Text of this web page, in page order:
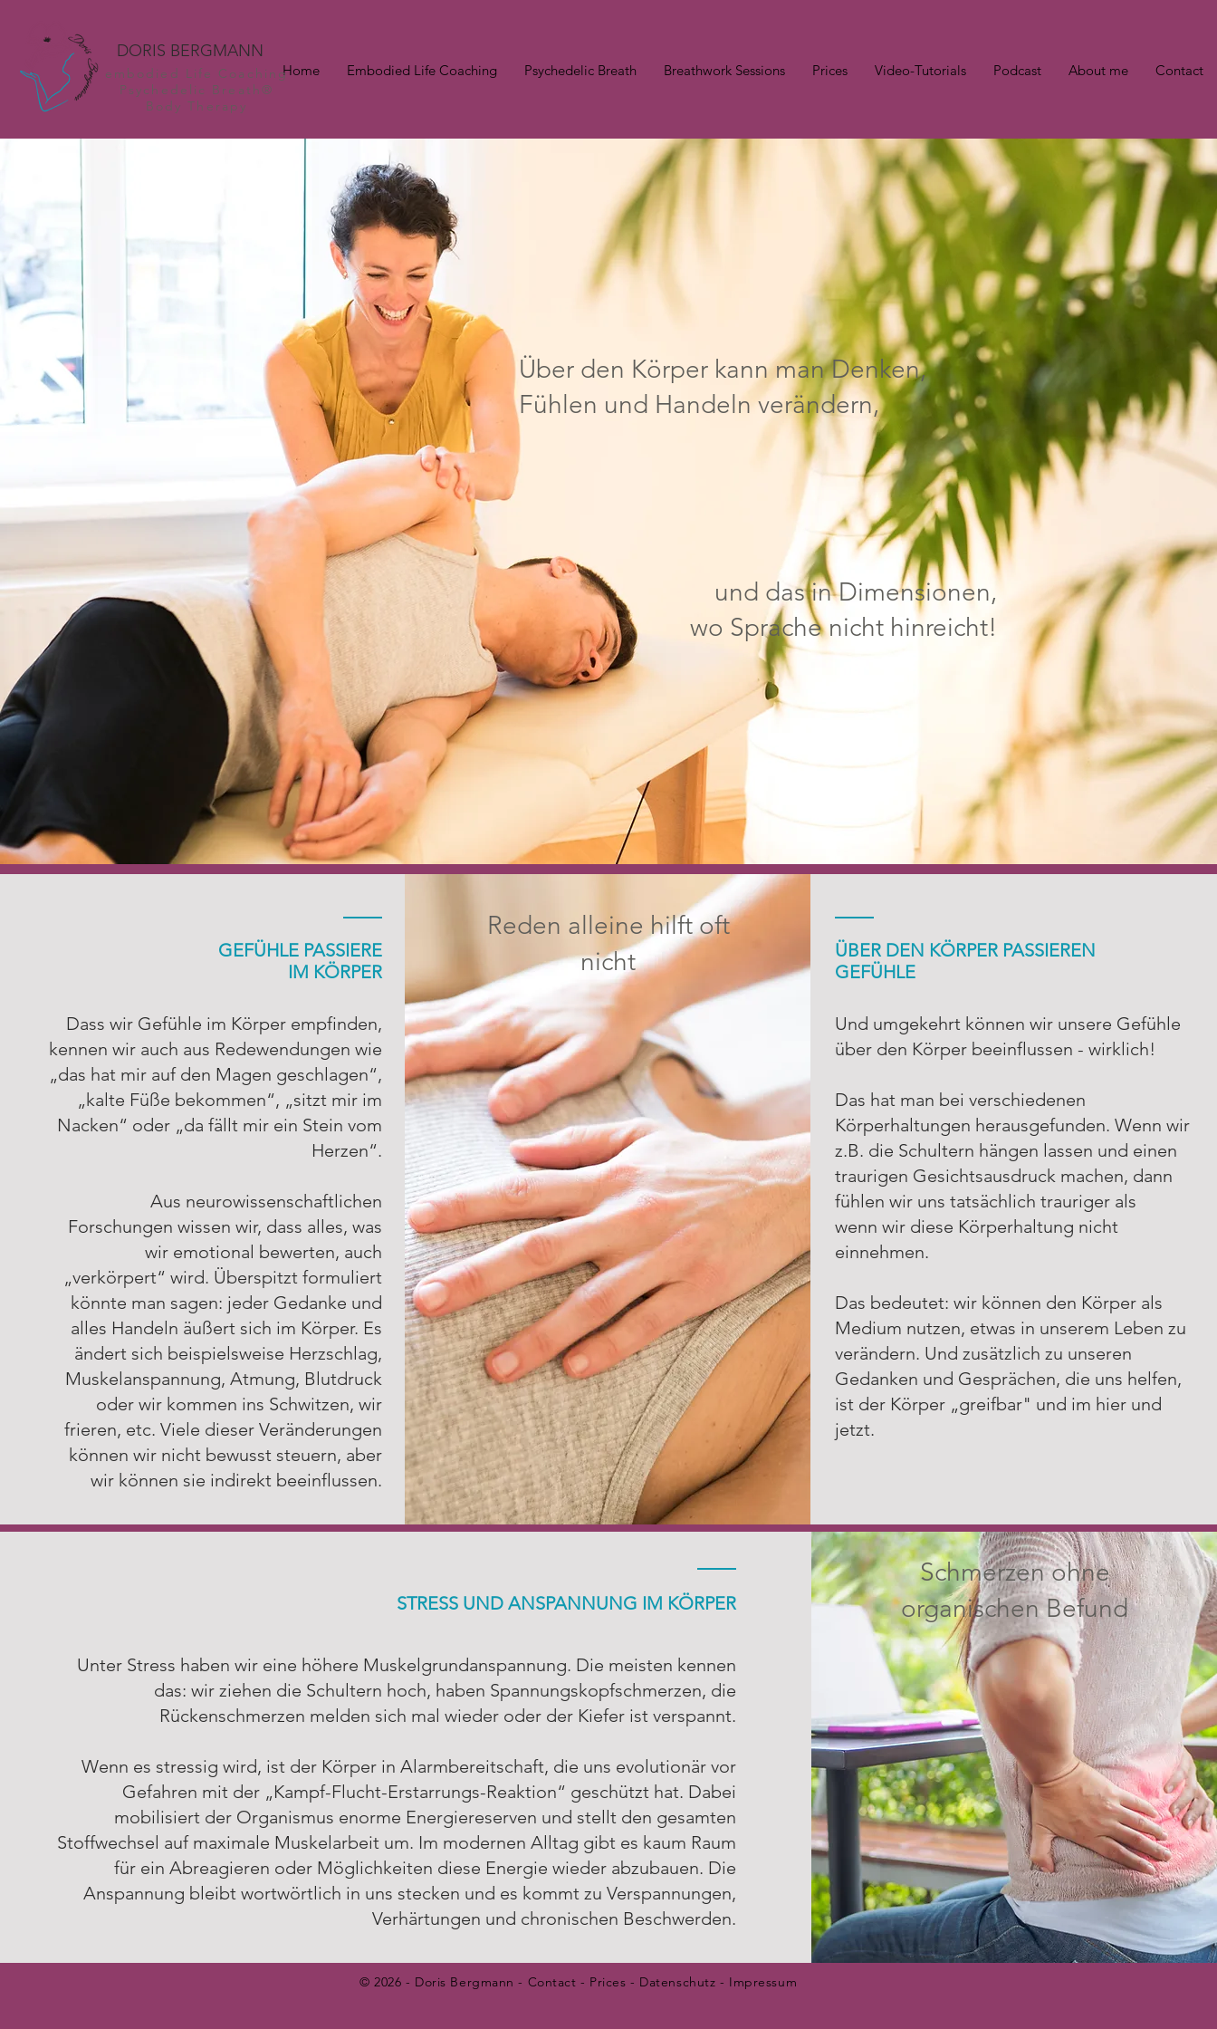
Home Embodied Life Coaching Psychedelic Breath Breathwork Sessions Prices Video-Tutorials Podcast About me Contact
DORIS BERGMANN
embodied Life Coaching
Psychedelic Breath®
Body Therapy
Über den Körper kann manDenken,
Fühlen und Handeln verändern,
und das in Dimensionen,
wo Sprache nicht hinreicht!
Reden alleine
hilft oft nicht
Warum wir unseren Körper
brauchen und wie wir ihn
nutzen können
Mehr Lesen
mind(the)body
change
Body-based coaching
Körperarbeit
Mehr Lesen
Pantarei
Ansatz
Herangehensweise nach der
ich arbeite
Mehr Lesen
Link auf externe Website
GEFÜHLE PASSIERE
IM KÖRPER
Dass wir Gefühle im Körper empfinden,
kennen wir auch aus Redewendungen wie
„das hat mir auf den Magen geschlagen“,
„kalte Füße bekommen“, „sitzt mir im
Nacken“ oder „da fällt mir ein Stein vom
Herzen“.
Aus neurowissenschaftlichen
Forschungen wissen wir, dass alles, was
wir emotional bewerten, auch
„verkörpert“ wird. Überspitzt formuliert
könnte man sagen: jeder Gedanke und
alles Handeln äußert sich im Körper. Es
ändert sich beispielsweise Herzschlag,
Muskelanspannung, Atmung, Blutdruck
oder wir kommen ins Schwitzen, wir
frieren, etc. Viele dieser Veränderungen
können wir nicht bewusst steuern, aber
wir können sie indirekt beeinflussen.
Reden alleine hilft oft
nicht
ÜBER DEN KÖRPER PASSIEREN
GEFÜHLE
Und umgekehrt können wir unsere Gefühle
über den Körper beeinflussen - wirklich!
Das hat man bei verschiedenen
Körperhaltungen herausgefunden. Wenn wir
z.B. die Schultern hängen lassen und einen
traurigen Gesichtsausdruck machen, dann
fühlen wir uns tatsächlich trauriger als
wenn wir diese Körperhaltung nicht
einnehmen.
Das bedeutet: wir können den Körper als
Medium nutzen, etwas in unserem Leben zu
verändern. Und zusätzlich zu unseren
Gedanken und Gesprächen, die uns helfen,
ist der Körper „greifbar" und im hier und
jetzt.
STRESS UND ANSPANNUNG IM KÖRPER
Unter Stress haben wir eine höhere Muskelgrundanspannung. Die meisten kennen
das: wir ziehen die Schultern hoch, haben Spannungskopfschmerzen, die
Rückenschmerzen melden sich mal wieder oder der Kiefer ist verspannt.
Wenn es stressig wird, ist der Körper in Alarmbereitschaft, die uns evolutionär vor
Gefahren mit der „Kampf-Flucht-Erstarrungs-Reaktion“ geschützt hat. Dabei
mobilisiert der Organismus enorme Energiereserven und stellt den gesamten
Stoffwechsel auf maximale Muskelarbeit um. Im modernen Alltag gibt es kaum Raum
für ein Abreagieren oder Möglichkeiten diese Energie wieder abzubauen. Die
Anspannung bleibt wortwörtlich in uns stecken und es kommt zu Verspannungen,
Verhärtungen und chronischen Beschwerden.
Schmerzen ohne
organischen Befund
© 2026 - Doris Bergmann - Contact - Prices - Datenschutz - Impressum